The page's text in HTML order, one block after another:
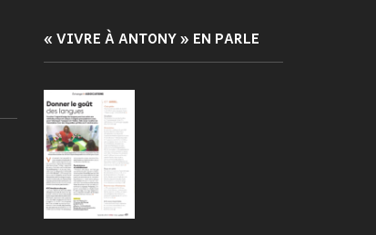
« VIVRE À ANTONY » EN PARLE